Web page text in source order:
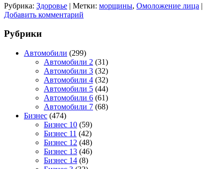
Рубрика: Здоровье | Метки: морщины, Омоложение лица |
Добавить комментарий
Рубрики
Автомобили (299)
Автомобили 2 (31)
Автомобили 3 (32)
Автомобили 4 (32)
Автомобили 5 (44)
Автомобили 6 (61)
Автомобили 7 (68)
Бизнес (474)
Бизнес 10 (59)
Бизнес 11 (42)
Бизнес 12 (48)
Бизнес 13 (46)
Бизнес 14 (8)